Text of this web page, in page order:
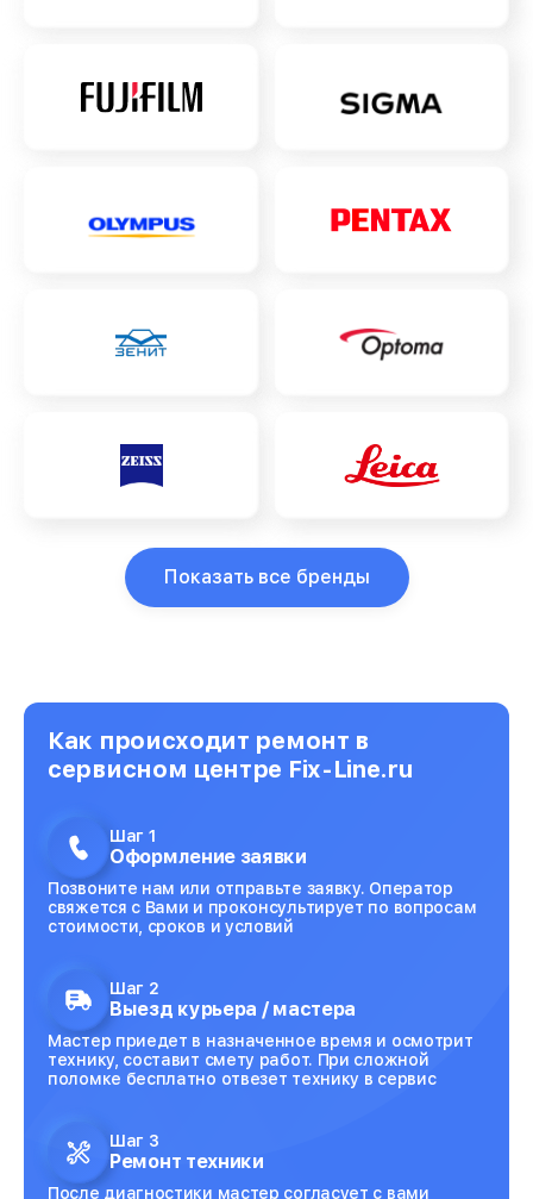
Показать все бренды
Как происходит ремонт в
сервисном центре Fix-Line.ru
Шаг 1
Оформление заявки
Позвоните нам или отправьте заявку. Оператор
свяжется с Вами и проконсультирует по вопросам
стоимости, сроков и условий
Шаг 2
Выезд курьера / мастера
Мастер приедет в назначенное время и осмотрит
технику, составит смету работ. При сложной
поломке бесплатно отвезет технику в сервис
Шаг 3
Ремонт техники
После диагностики мастер согласует с вами